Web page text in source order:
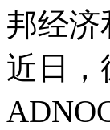
邦经济
近日，